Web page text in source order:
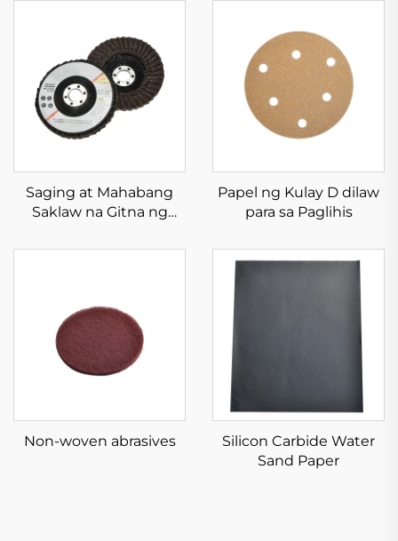
Saging at Mahabang
Saklaw na Gitna ng
Papel ng Kulay D dilaw
para sa Paglihis
Non-woven abrasives
Silicon Carbide Water
Sand Paper